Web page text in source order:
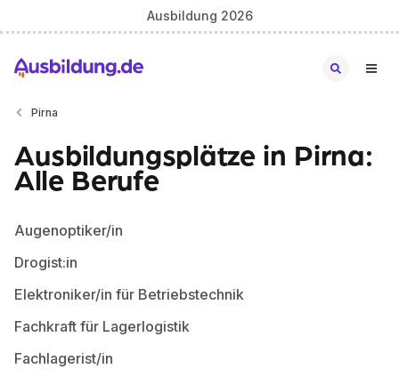
Ausbildung 2026
Pirna
Ausbildungsplätze in Pirna:
Alle Berufe
Augenoptiker/in
Drogist:in
Elektroniker/in für Betriebstechnik
Fachkraft für Lagerlogistik
Fachlagerist/in